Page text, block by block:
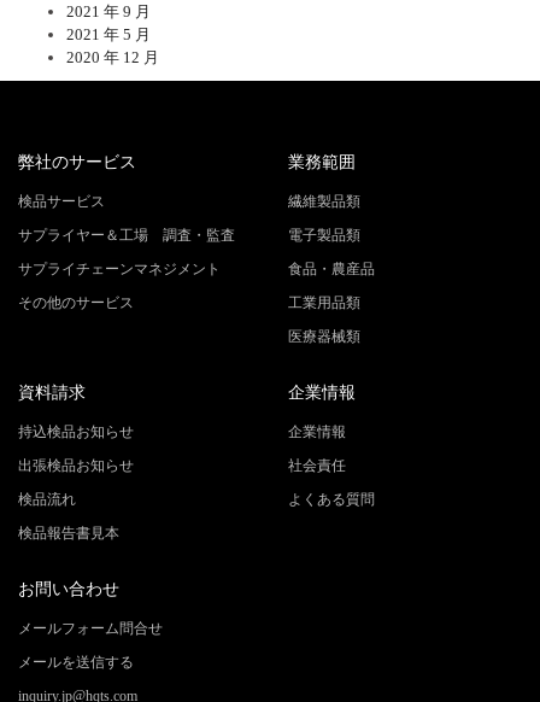
2021 年 9 月
2021 年 5 月
2020 年 12 月
弊社のサービス
検品サービス
サプライヤー＆工場 調査・監査
サプライチェーンマネジメント
その他のサービス
業務範囲
繊維製品類
電子製品類
食品・農産品
工業用品類
医療器械類
資料請求
持込検品お知らせ
出張検品お知らせ
検品流れ
検品報告書見本
企業情報
企業情報
社会責任
よくある質問
お問い合わせ
メールフォーム問合せ
メールを送信する
inquiry.jp@hqts.com